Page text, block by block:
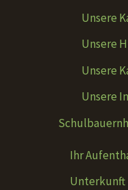
Unsere
Unsere
Unsere
Unsere
Ihr
Unterkunft